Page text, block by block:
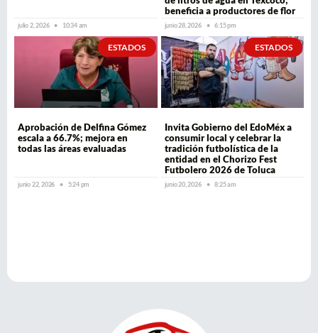
julio 2, 2026 10:34 am
beneficia a productores de flor
junio 28, 2026 6:15 pm
ESTADOS
Aprobación de Delfina Gómez
escala a 66.7%; mejora en
todas las áreas evaluadas
junio 22, 2026 5:24 pm
ESTADOS
Invita Gobierno del EdoMéx a
consumir local y celebrar la
tradición futbolística de la
entidad en el Chorizo Fest
Futbolero 2026 de Toluca
junio 20, 2026 8:25 am